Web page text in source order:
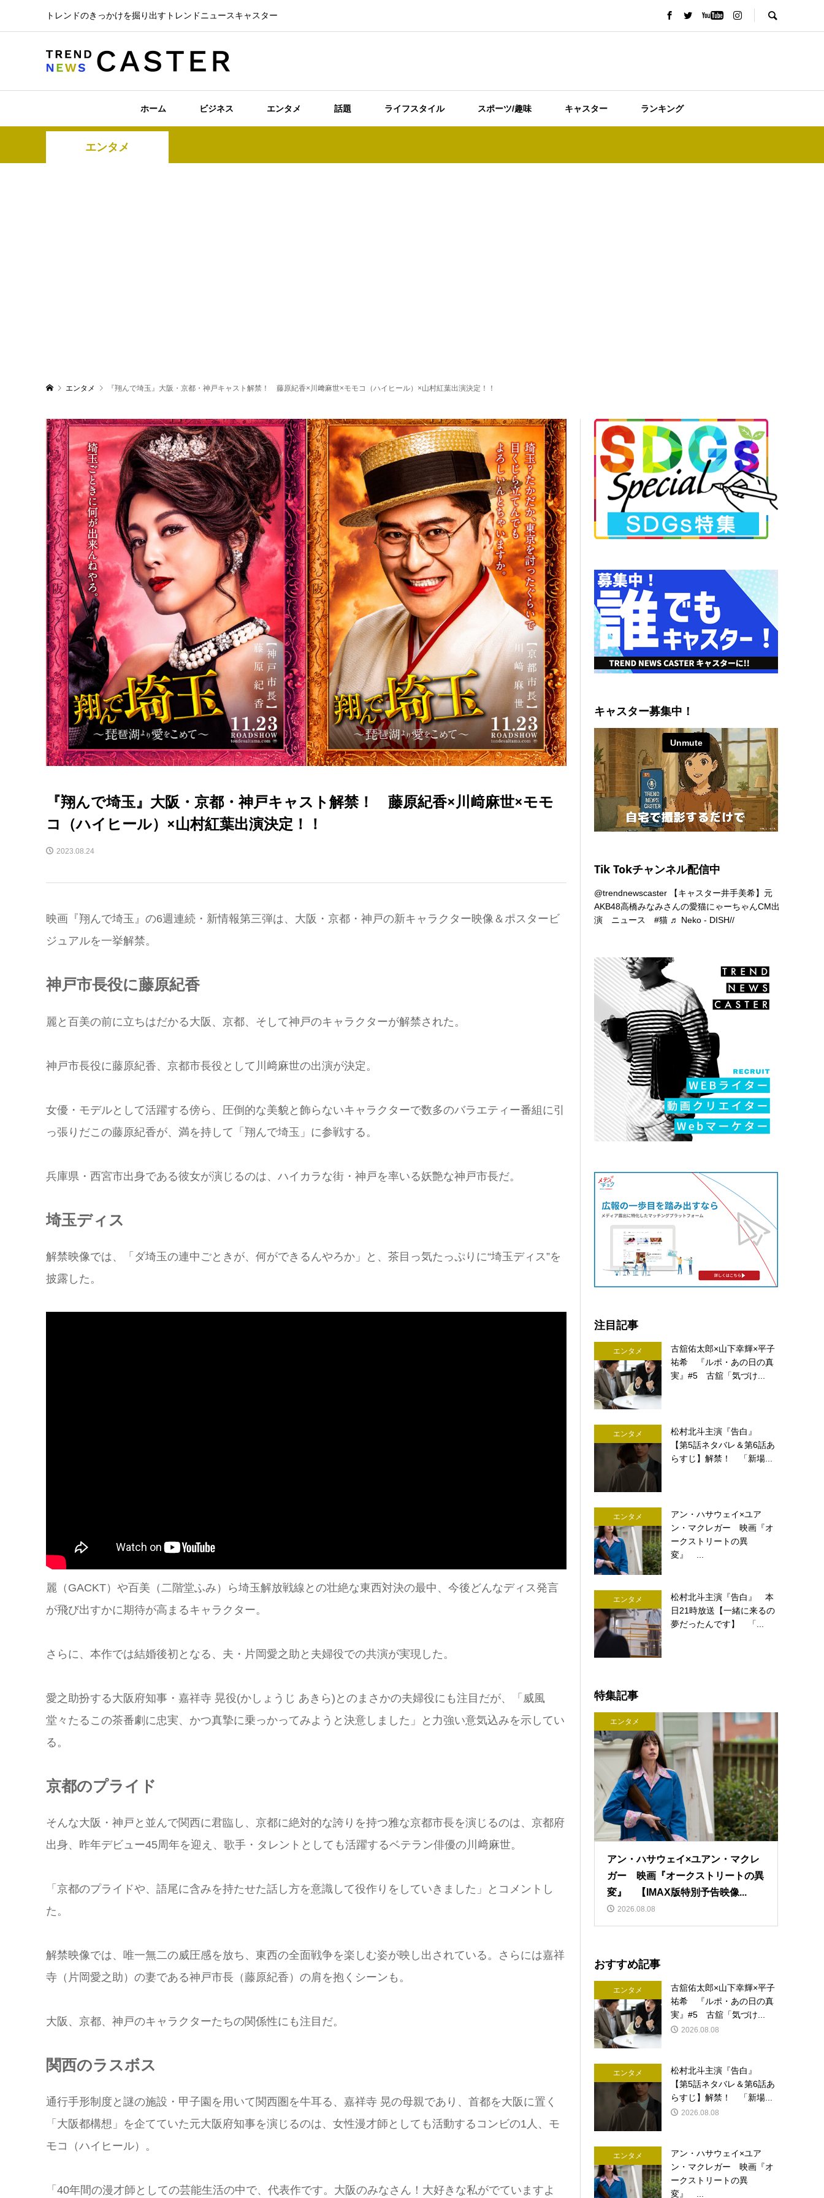
トレンドのきっかけを掘り出すトレンドニュースキャスター
ホーム ビジネス エンタメ 話題 ライフスタイル スポーツ/趣味 キャスター ランキング
エンタメ
エンタメ 『翔んで埼玉』大阪・京都・神戸キャスト解禁！ 藤原紀香×川﨑麻世×モモコ（ハイヒール）×山村紅葉出演決定！！
『翔んで埼玉』大阪・京都・神戸キャスト解禁！ 藤原紀香×川﨑麻世×モモ
コ（ハイヒール）×山村紅葉出演決定！！
2023.08.24
映画『翔んで埼玉』の6週連続・新情報第三弾は、大阪・京都・神戸の新キャラクター映像＆ポスタービ
ジュアルを一挙解禁。
神戸市長役に藤原紀香
麗と百美の前に立ちはだかる大阪、京都、そして神戸のキャラクターが解禁された。
神戸市長役に藤原紀香、京都市長役として川﨑麻世の出演が決定。
女優・モデルとして活躍する傍ら、圧倒的な美貌と飾らないキャラクターで数多のバラエティー番組に引
っ張りだこの藤原紀香が、満を持して「翔んで埼玉」に参戦する。
兵庫県・西宮市出身である彼女が演じるのは、ハイカラな街・神戸を率いる妖艶な神戸市長だ。
埼玉ディス
解禁映像では、「ダ埼玉の連中ごときが、何ができるんやろか」と、茶目っ気たっぷりに“埼玉ディス”を
披露した。
麗（GACKT）や百美（二階堂ふみ）ら埼玉解放戦線との壮絶な東西対決の最中、今後どんなディス発言
が飛び出すかに期待が高まるキャラクター。
さらに、本作では結婚後初となる、夫・片岡愛之助と夫婦役での共演が実現した。
愛之助扮する大阪府知事・嘉祥寺 晃役(かしょうじ あきら)とのまさかの夫婦役にも注目だが、「威風
堂々たるこの茶番劇に忠実、かつ真摯に乗っかってみようと決意しました」と力強い意気込みを示してい
る。
京都のプライド
そんな大阪・神戸と並んで関西に君臨し、京都に絶対的な誇りを持つ雅な京都市長を演じるのは、京都府
出身、昨年デビュー45周年を迎え、歌手・タレントとしても活躍するベテラン俳優の川﨑麻世。
「京都のプライドや、語尾に含みを持たせた話し方を意識して役作りをしていきました」とコメントし
た。
解禁映像では、唯一無二の威圧感を放ち、東西の全面戦争を楽しむ姿が映し出されている。さらには嘉祥
寺（片岡愛之助）の妻である神戸市長（藤原紀香）の肩を抱くシーンも。
大阪、京都、神戸のキャラクターたちの関係性にも注目だ。
関西のラスボス
通行手形制度と謎の施設・甲子園を用いて関西圏を牛耳る、嘉祥寺 晃の母親であり、首都を大阪に置く
「大阪都構想」を企てていた元大阪府知事を演じるのは、女性漫才師としても活動するコンビの1人、モ
モコ（ハイヒール）。
「40年間の漫才師としての芸能生活の中で、代表作です。大阪のみなさん！大好きな私がでていますよ
キャスター募集中！
Tik Tokチャンネル配信中
@trendnewscaster 【キャスター井手美希】元
AKB48高橋みなみさんの愛猫にゃーちゃんCM出
演 ニュース#猫 ♬ Neko - DISH//
注目記事
エンタメ
古舘佑太郎×山下幸輝×平子
祐希 『ルポ・あの日の真
実』#5 古舘「気づけ...
エンタメ
松村北斗主演『告白』
【第5話ネタバレ＆第6話あ
らすじ】解禁！ 「新場...
エンタメ
アン・ハサウェイ×ユア
ン・マクレガー 映画『オ
ークストリートの異
変』 ...
エンタメ
松村北斗主演『告白』 本
日21時放送【一緒に来るの
夢だったんです】 「...
特集記事
エンタメ
アン・ハサウェイ×ユアン・マクレ
ガー 映画『オークストリートの異
変』 【IMAX版特別予告映像...
2026.08.08
おすすめ記事
エンタメ
古舘佑太郎×山下幸輝×平子
祐希 『ルポ・あの日の真
実』#5 古舘「気づけ...
2026.08.08
エンタメ
松村北斗主演『告白』
【第5話ネタバレ＆第6話あ
らすじ】解禁！ 「新場...
2026.08.08
エンタメ
アン・ハサウェイ×ユア
ン・マクレガー 映画『オ
ークストリートの異
変』 ...